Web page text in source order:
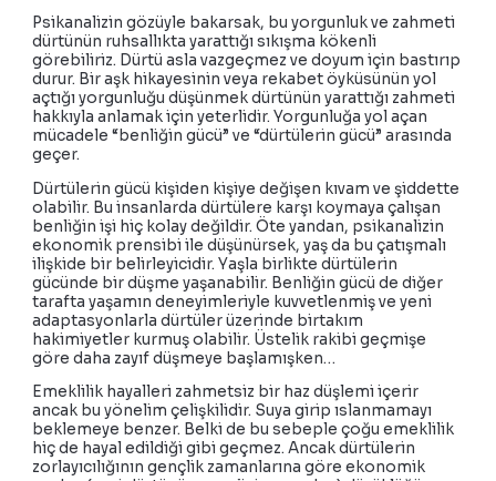
Psikanalizin gözüyle bakarsak, bu yorgunluk ve zahmeti
dürtünün ruhsallıkta yarattığı sıkışma kökenli
görebiliriz. Dürtü asla vazgeçmez ve doyum için bastırıp
durur. Bir aşk hikayesinin veya rekabet öyküsünün yol
açtığı yorgunluğu düşünmek dürtünün yarattığı zahmeti
hakkıyla anlamak için yeterlidir. Yorgunluğa yol açan
mücadele “benliğin gücü” ve “dürtülerin gücü” arasında
geçer.
Dürtülerin gücü kişiden kişiye değişen kıvam ve şiddette
olabilir. Bu insanlarda dürtülere karşı koymaya çalışan
benliğin işi hiç kolay değildir. Öte yandan, psikanalizin
ekonomik prensibi ile düşünürsek, yaş da bu çatışmalı
ilişkide bir belirleyicidir. Yaşla birlikte dürtülerin
gücünde bir düşme yaşanabilir. Benliğin gücü de diğer
tarafta yaşamın deneyimleriyle kuvvetlenmiş ve yeni
adaptasyonlarla dürtüler üzerinde birtakım
hakimiyetler kurmuş olabilir. Üstelik rakibi geçmişe
göre daha zayıf düşmeye başlamışken…
Emeklilik hayalleri zahmetsiz bir haz düşlemi içerir
ancak bu yönelim çelişkilidir. Suya girip ıslanmamayı
beklemeye benzer. Belki de bu sebeple çoğu emeklilik
hiç de hayal edildiği gibi geçmez. Ancak dürtülerin
zorlayıcılığının gençlik zamanlarına göre ekonomik